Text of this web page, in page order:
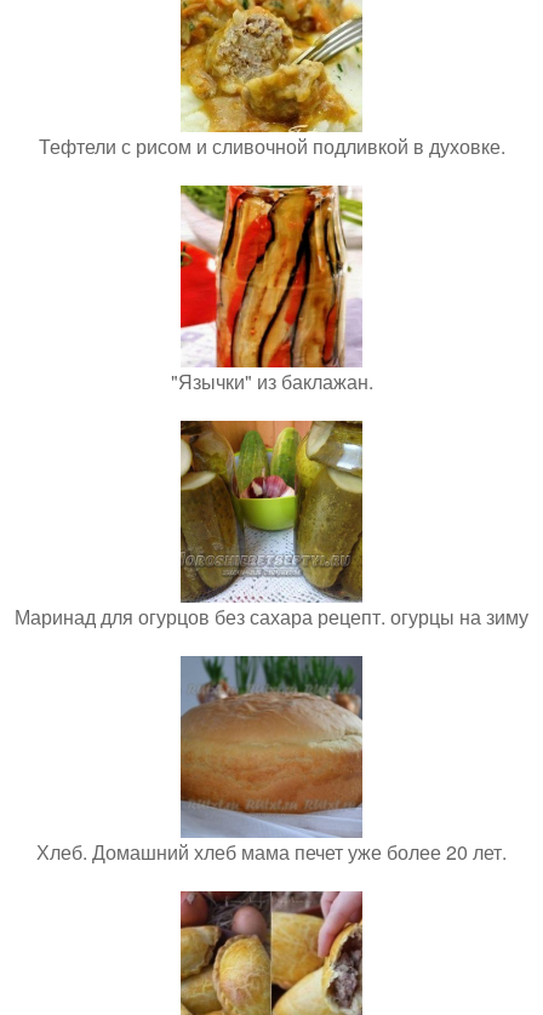
Тефтели с рисом и сливочной подливкой в духовке.
"Язычки" из баклажан.
Маринад для огурцов без сахара рецепт. огурцы на зиму
Хлеб. Домашний хлеб мама печет уже более 20 лет.